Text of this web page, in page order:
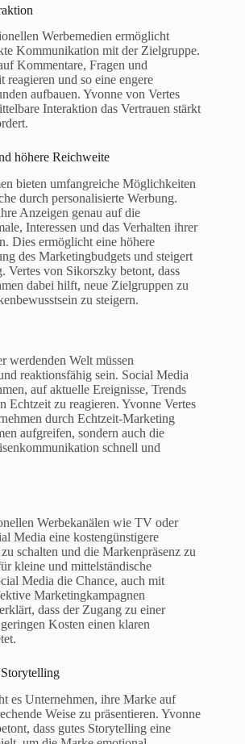
Werbemedien ermöglicht
Kommunikation mit der Zielgruppe.
Kommentare, Fragen und
reagieren und so eine engere
aufbauen. Yvonne von Vertes
Interaktion das Vertrauen stärkt
höhere Reichweite
bieten umfangreiche Möglichkeiten
durch personalisierte Werbung.
Anzeigen genau auf die
Interessen und das Verhalten ihrer
Dies ermöglicht eine höhere
des Marketingbudgets und steigert
Vertes von Sikorszky betont, dass
dabei hilft, neue Zielgruppen zu
zu steigern.
werdenden Welt müssen
reaktionsfähig sein. Social Media
auf aktuelle Ereignisse, Trends
Echtzeit zu reagieren. Yvonne Vertes
durch Echtzeit-Marketing
aufgreifen, sondern auch die
schnell und
Werbekanälen wie TV oder
Media eine kostengünstigere
schalten und die Markenpräsenz zu
kleine und mittelständische
Media die Chance, auch mit
Marketingkampagnen
dass der Zugang zu einer
Kosten einen klaren
es Unternehmen, ihre Marke auf
Weise zu präsentieren. Yvonne
dass gutes Storytelling eine